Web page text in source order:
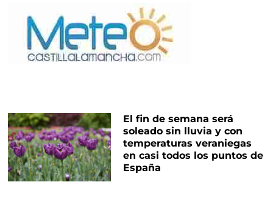
El fin de semana será
soleado sin lluvia y con
temperaturas veraniegas
en casi todos los puntos de
España